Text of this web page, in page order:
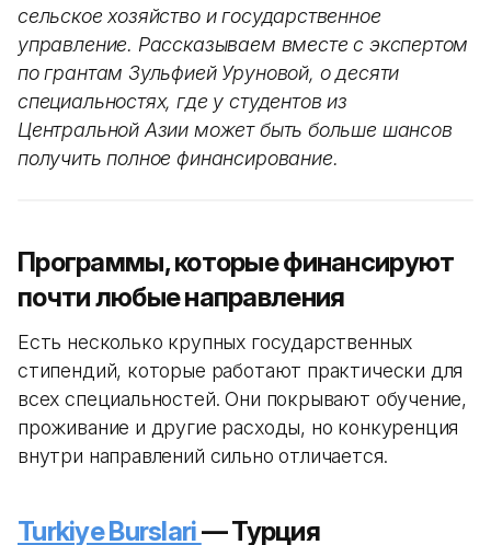
сельское хозяйство и государственное
управление. Рассказываем вместе с экспертом
по грантам Зульфией Уруновой, о десяти
специальностях, где у студентов из
Центральной Азии может быть больше шансов
получить полное финансирование.
Программы, которые финансируют
почти любые направления
Есть несколько крупных государственных
стипендий, которые работают практически для
всех специальностей. Они покрывают обучение,
проживание и другие расходы, но конкуренция
внутри направлений сильно отличается.
Turkiye Burslari— Турция